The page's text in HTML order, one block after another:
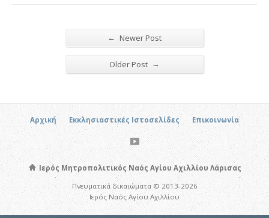
← Newer Post
Older Post →
Αρχική Εκκλησιαστικές Ιστοσελίδες Επικοινωνία
Ιερός Μητροπολιτικός Ναός Αγίου Αχιλλίου Λάρισας
Πνευματικά δικαιώματα © 2013-2026
Ιερός Ναός Αγίου Αχιλλίου